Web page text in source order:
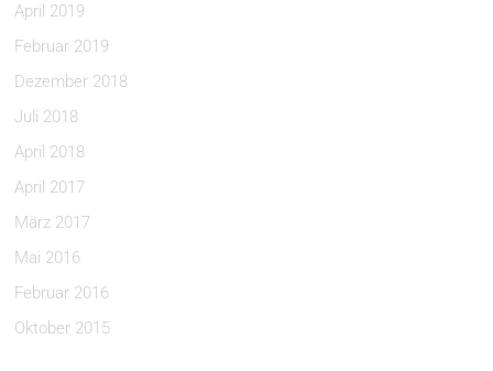
April 2019
Februar 2019
Dezember 2018
Juli 2018
April 2018
April 2017
März 2017
Mai 2016
Februar 2016
Oktober 2015